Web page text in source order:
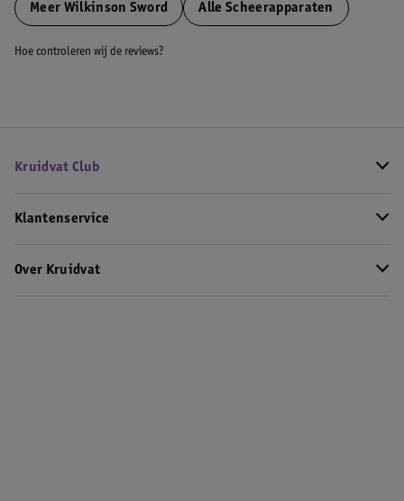
Meer Wilkinson Sword Alle Scheerapparaten
Hoe controleren wij de reviews?
Kruidvat Club
Klantenservice
Over Kruidvat